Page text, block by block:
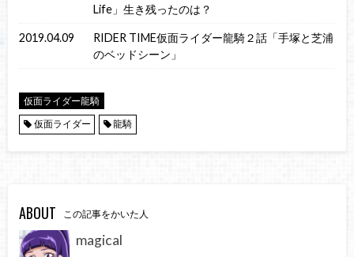
Life」生き残ったのは？
2019.04.09
RIDER TIME仮面ライダー龍騎２話「手塚と芝浦
のベッドシーン」
仮面ライダー龍騎
仮面ライダー
龍騎
ABOUT この記事をかいた人
magical